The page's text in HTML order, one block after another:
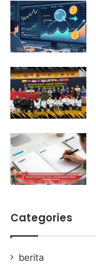
Categories
berita